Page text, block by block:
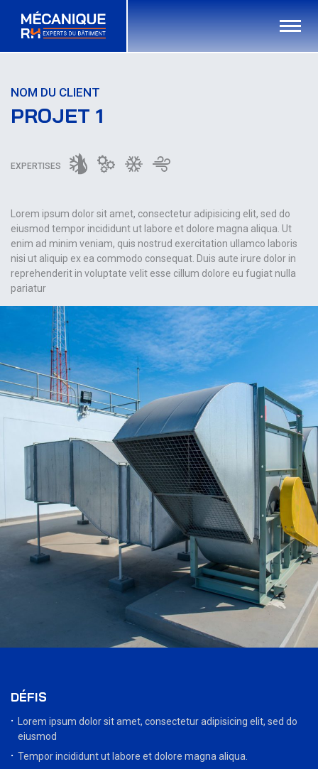
NOM DU CLIENT
PROJET 1
EXPERTISES
Lorem ipsum dolor sit amet, consectetur adipisicing elit, sed do
eiusmod tempor incididunt ut labore et dolore magna aliqua. Ut
enim ad minim veniam, quis nostrud exercitation ullamco laboris
nisi ut aliquip ex ea commodo consequat. Duis aute irure dolor in
reprehenderit in voluptate velit esse cillum dolore eu fugiat nulla
pariatur
DÉFIS
Lorem ipsum dolor sit amet, consectetur adipisicing elit, sed do
eiusmod
Tempor incididunt ut labore et dolore magna aliqua.